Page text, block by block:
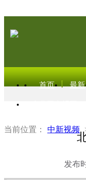
首页 最新
当前位置： 中新视频
发布